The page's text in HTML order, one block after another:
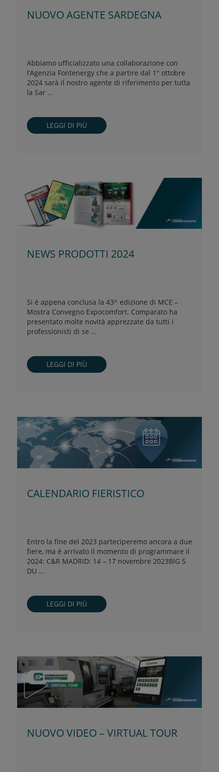
NUOVO AGENTE SARDEGNA
Abbiamo ufficializzato una collaborazione con
l’Agenzia Fontenergy che a partire dal 1° ottobre
2024 sarà il nostro agente di riferimento per tutta
la Sar ...
LEGGI DI PIÙ
NEWS PRODOTTI 2024
Si è appena conclusa la 43^ edizione di MCE –
Mostra Convegno Expocomfort. Comparato ha
presentato molte novità apprezzate da tutti i
professionisti di se ...
LEGGI DI PIÙ
CALENDARIO FIERISTICO
Entro la fine del 2023 parteciperemo ancora a due
fiere, ma è arrivato il momento di programmare il
2024: C&R MADRID: 14 – 17 novembre 2023BIG 5
DU ...
LEGGI DI PIÙ
NUOVO VIDEO – VIRTUAL TOUR